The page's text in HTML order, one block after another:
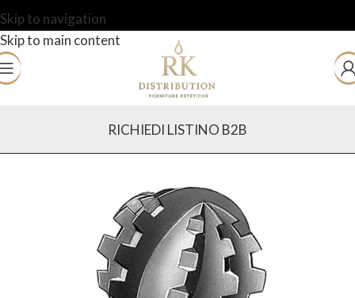
Skip to navigation
Skip to main content
RICHIEDI LISTINO B2B